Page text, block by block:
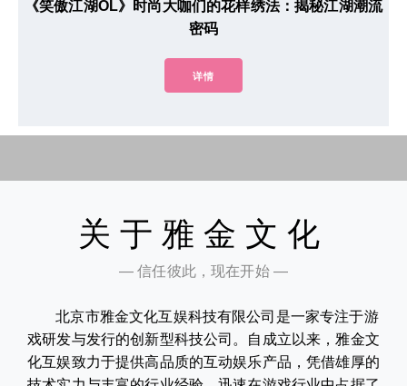
《笑傲江湖OL》时尚大咖们的花样绣法：揭秘江湖潮流
密码
详情
关于雅金文化
— 信任彼此，现在开始 —
北京市雅金文化互娱科技有限公司是一家专注于游
戏研发与发行的创新型科技公司。自成立以来，雅金文
化互娱致力于提供高品质的互动娱乐产品，凭借雄厚的